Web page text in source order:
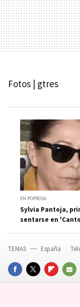
Fotos | gtres
EN POPROSA
Sylvia Pantoja,
sentarse en
FACEBOOKTWITTERFLIPBOARD
E-
TEMAS España